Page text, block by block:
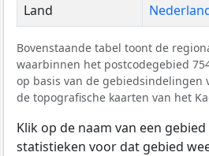
Land
Bovenstaande tabel toont de
waarbinnen het postcodegebied
op basis van de gebiedsindelingen
de topografische kaarten van het
Klik op de naam van een
statistieken voor dat gebied